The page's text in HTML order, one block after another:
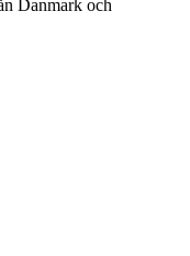
Danmark och